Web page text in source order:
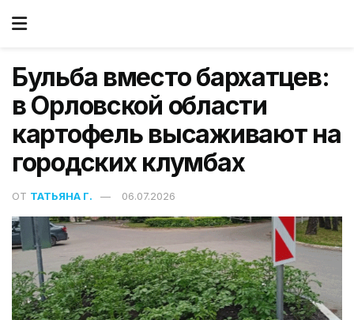
Бульба вместо бархатцев:
в Орловской области
картофель высаживают на
городских клумбах
ОТ ТАТЬЯНА Г. 06.07.2026